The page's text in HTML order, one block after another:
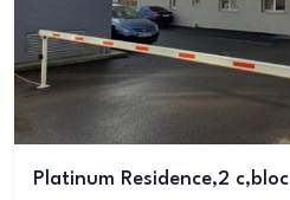
Platinum Residence,2